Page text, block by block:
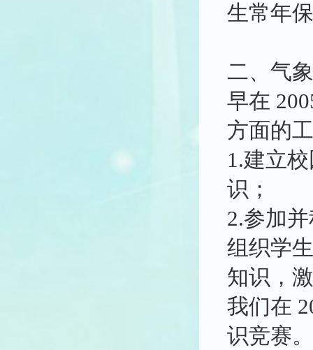
生常年
二、气
早在
方面的
1.建立
识；
2.参加
组织学
知识，
我们在
识竞赛